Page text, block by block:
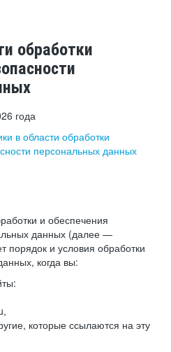
обработки
года
в области обработки
персональных данных
и обеспечения
данных (далее —
порядок и условия обработки
когда вы:
которые ссылаются на эту